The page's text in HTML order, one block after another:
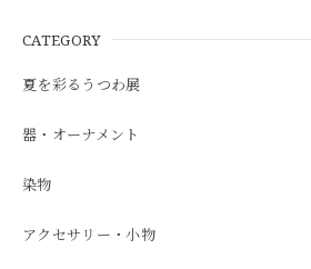
CATEGORY
夏を彩るうつわ展
器・オーナメント
染物
アクセサリー・小物